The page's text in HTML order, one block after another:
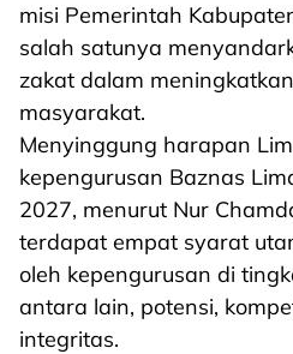
misi Pemerintah
salah satunya
zakat dalam
masyarakat.
Menyinggung harapan
kepengurusan Baznas
2027, menurut Nur
terdapat empat syarat
oleh kepengurusan di
antara lain, potensi,
integritas.